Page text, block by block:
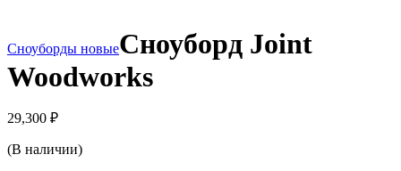
Сноуборды новыеСноуборд Joint
Woodworks
29,300 ₽
(В наличии)